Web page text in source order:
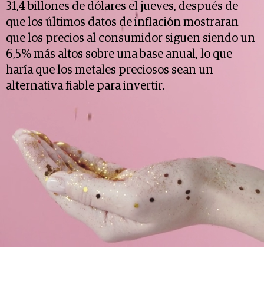
31,4 billones de dólares el jueves, después de
que los últimos datos de inflación mostraran
que los precios al consumidor siguen siendo un
6,5% más altos sobre una base anual, lo que
haría que los metales preciosos sean un
alternativa fiable para invertir.